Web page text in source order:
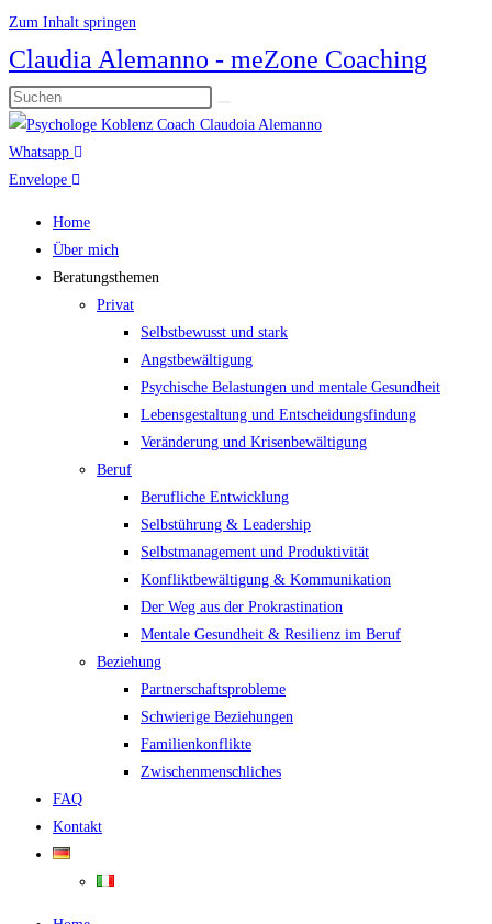
Zum Inhalt springen
Claudia Alemanno - meZone Coaching
Whatsapp
Envelope
Home
Über mich
Beratungsthemen
Privat
Selbstbewusst und stark
Angstbewältigung
Psychische Belastungen und mentale Gesundheit
Lebensgestaltung und Entscheidungsfindung
Veränderung und Krisenbewältigung
Beruf
Berufliche Entwicklung
Selbstührung & Leadership
Selbstmanagement und Produktivität
Konfliktbewältigung & Kommunikation
Der Weg aus der Prokrastination
Mentale Gesundheit & Resilienz im Beruf
Beziehung
Partnerschaftsprobleme
Schwierige Beziehungen
Familienkonflikte
Zwischenmenschliches
FAQ
Kontakt